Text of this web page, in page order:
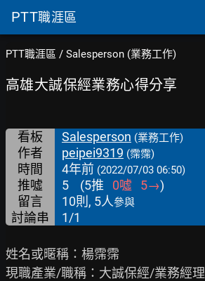
PTT職涯區
PTT職涯區 / Salesperson (業務工作)
高雄大誠保經業務心得分享
看板 Salesperson (業務工作)
作者 peipei9319 (霈霈)
時間 4年前 (2022/07/03 06:50)
推噓 5 (5推 0噓 5→)
留言
10則, 5人參與
討論串 1/1
姓名或暱稱：楊霈霈
現職產業/職稱：大誠保經/業務經理